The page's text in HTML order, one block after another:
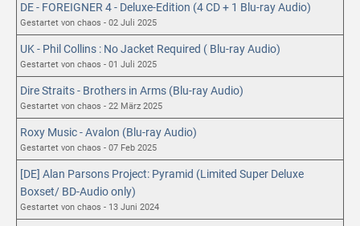
DE - FOREIGNER 4 - Deluxe-Edition (4 CD + 1 Blu-ray Audio)
Gestartet von chaos - 02 Juli 2025
UK - Phil Collins : No Jacket Required ( Blu-ray Audio)
Gestartet von chaos - 01 Juli 2025
Dire Straits - Brothers in Arms (Blu-ray Audio)
Gestartet von chaos - 22 März 2025
Roxy Music - Avalon (Blu-ray Audio)
Gestartet von chaos - 07 Feb 2025
[DE] Alan Parsons Project: Pyramid (Limited Super Deluxe
Boxset/ BD-Audio only)
Gestartet von chaos - 13 Juni 2024